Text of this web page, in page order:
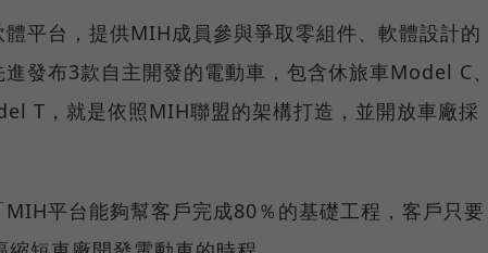
平台，提供MIH成員參與爭取零組件、軟體設計的
發布3款自主開發的電動車，包含休旅車Model C
T，就是依照MIH聯盟的架構打造，並開放車廠採
平台能夠幫客戶完成80％的基礎工程，客戶只要